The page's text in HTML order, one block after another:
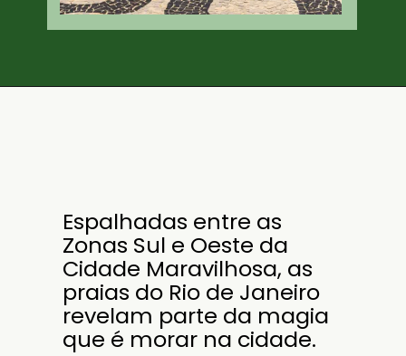
Espalhadas entre as
Zonas Sul e Oeste da
Cidade Maravilhosa, as
praias do Rio de Janeiro
revelam parte da magia
que é morar na cidade.